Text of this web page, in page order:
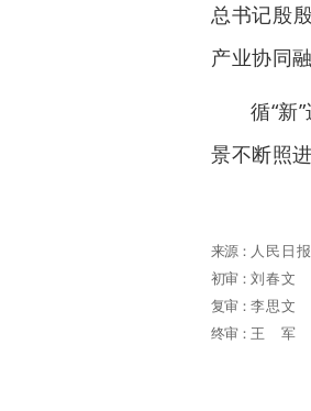
总书记殷
产业协同
循“新
景不断照
来源： 人民日报
初审： 刘春文
复审： 李思文
终审： 王军